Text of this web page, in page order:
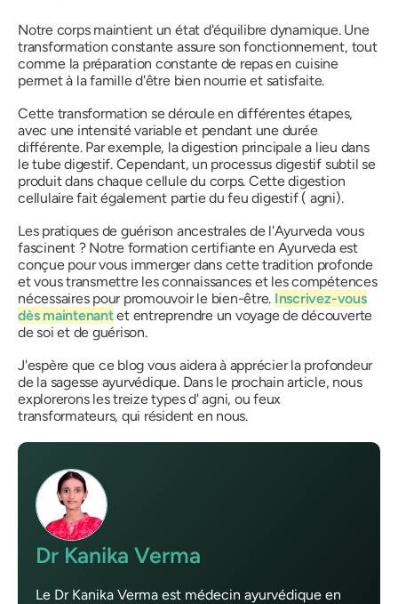
Notre corps maintient un état d'équilibre dynamique. Une
transformation constante assure son fonctionnement, tout
comme la préparation constante de repas en cuisine
permet à la famille d'être bien nourrie et satisfaite.
Cette transformation se déroule en différentes étapes,
avec une intensité variable et pendant une durée
différente. Par exemple, la digestion principale a lieu dans
le tube digestif. Cependant, un processus digestif subtil se
produit dans chaque cellule du corps. Cette digestion
cellulaire fait également partie du feu digestif ( agni).
Les pratiques de guérison ancestrales de l'Ayurveda vous
fascinent ? Notre formation certifiante en Ayurveda est
conçue pour vous immerger dans cette tradition profonde
et vous transmettre les connaissances et les compétences
nécessaires pour promouvoir le bien-être. Inscrivez-vous
dès maintenantet entreprendre un voyage de découverte
de soi et de guérison.
J'espère que ce blog vous aidera à apprécier la profondeur
de la sagesse ayurvédique. Dans le prochain article, nous
explorerons les treize types d'agni, ou feux
transformateurs, qui résident en nous.
Dr Kanika Verma
Le Dr Kanika Verma est médecin ayurvédique en